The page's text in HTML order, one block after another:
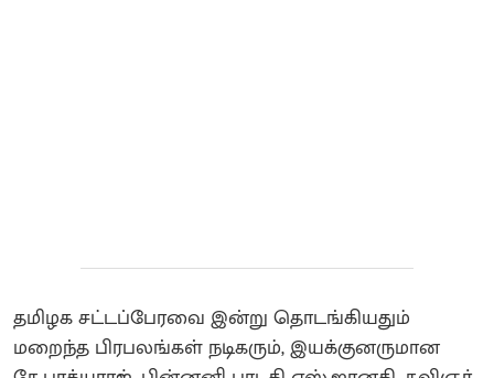
தமிழக சட்டப்பேரவை இன்று தொடங்கியதும்
மறைந்த பிரபலங்கள் நடிகரும், இயக்குனருமான